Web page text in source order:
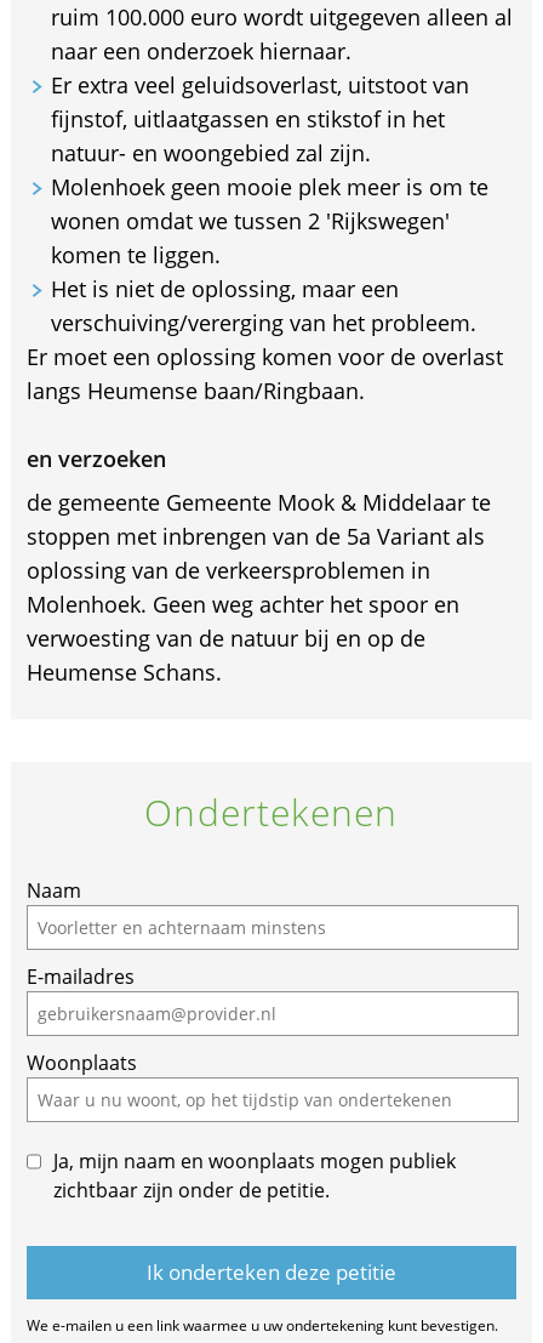
ruim 100.000 euro wordt uitgegeven alleen al
naar een onderzoek hiernaar.
Er extra veel geluidsoverlast, uitstoot van
fijnstof, uitlaatgassen en stikstof in het
natuur- en woongebied zal zijn.
Molenhoek geen mooie plek meer is om te
wonen omdat we tussen 2 'Rijkswegen'
komen te liggen.
Het is niet de oplossing, maar een
verschuiving/vererging van het probleem.
Er moet een oplossing komen voor de overlast
langs Heumense baan/Ringbaan.
en verzoeken
de gemeente Gemeente Mook & Middelaar te
stoppen met inbrengen van de 5a Variant als
oplossing van de verkeersproblemen in
Molenhoek. Geen weg achter het spoor en
verwoesting van de natuur bij en op de
Heumense Schans.
Ondertekenen
Naam
E-mailadres
Woonplaats
Ja, mijn naam en woonplaats mogen publiek
zichtbaar zijn onder de petitie.
We e-mailen u een link waarmee u uw ondertekening kunt bevestigen.